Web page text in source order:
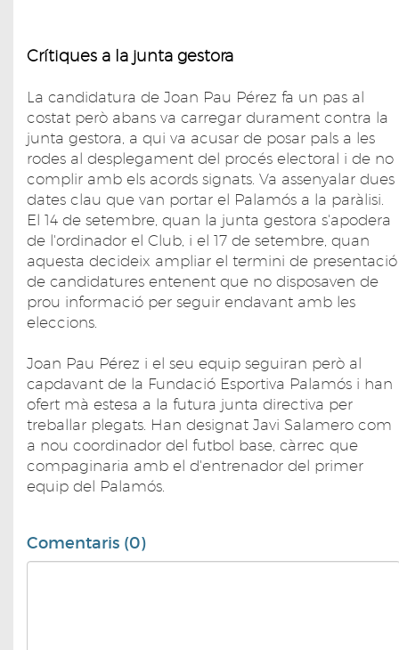
Crítiques a la junta gestora
La candidatura de Joan Pau Pérez fa un pas al
costat però abans va carregar durament contra la
junta gestora, a qui va acusar de posar pals a les
rodes al desplegament del procés electoral i de no
complir amb els acords signats. Va assenyalar dues
dates clau que van portar el Palamós a la paràlisi.
El 14 de setembre, quan la junta gestora s'apodera
de l'ordinador el Club, i el 17 de setembre, quan
aquesta decideix ampliar el termini de presentació
de candidatures entenent que no disposaven de
prou informació per seguir endavant amb les
eleccions.
Joan Pau Pérez i el seu equip seguiran però al
capdavant de la Fundació Esportiva Palamós i han
ofert mà estesa a la futura junta directiva per
treballar plegats. Han designat Javi Salamero com
a nou coordinador del futbol base, càrrec que
compaginaria amb el d'entrenador del primer
equip del Palamós.
Comentaris (0)